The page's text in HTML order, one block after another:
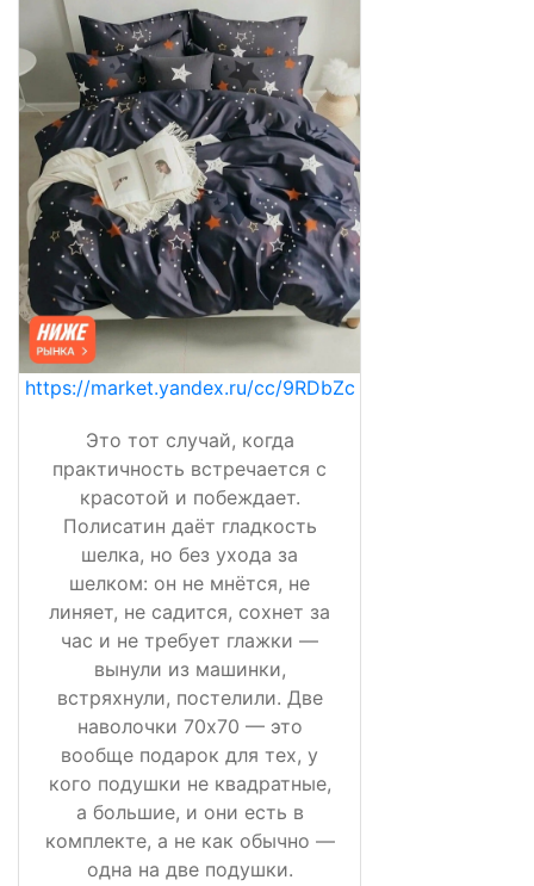
https://market.yandex.ru/cc/9RDbZc
Это тот случай, когда
практичность встречается с
красотой и побеждает.
Полисатин даёт гладкость
шелка, но без ухода за
шелком: он не мнётся, не
линяет, не садится, сохнет за
час и не требует глажки —
вынули из машинки,
встряхнули, постелили. Две
наволочки 70х70 — это
вообще подарок для тех, у
кого подушки не квадратные,
а большие, и они есть в
комплекте, а не как обычно —
одна на две подушки.